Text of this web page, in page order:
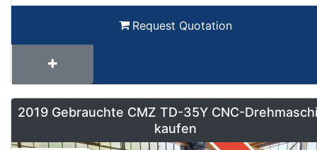
Request Quotation
2019 Gebrauchte CMZ TD-35Y CNC-
kaufen